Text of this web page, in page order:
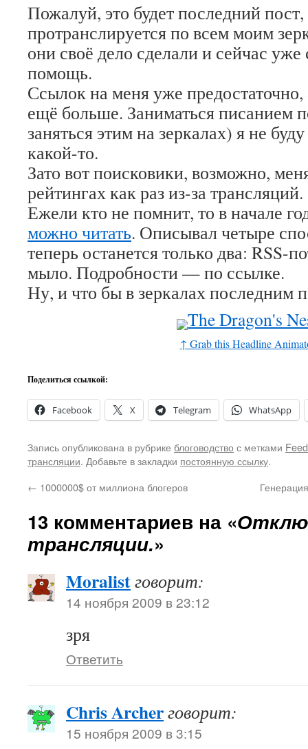
Пожалуй, это будет последний
протранслируется по всем моим
они своё дело сделали и сейчас уже
помощь.
Ссылок на меня уже предостаточно,
ещё больше. Заниматься писанием
заняться этим на зеркалах) я не
какой-то.
Зато вот поисковики, возможно,
рейтингах как раз из-за трансляций.
Ежели кто не помнит, то в начале
можно читать. Описывал четыре
теперь останется только два: RSS-
мыло. Подробности — по ссылке.
Ну, и что бы в зеркалах последним
↑ Grab this Headline
Поделиться ссылкой:
Facebook X Telegram WhatsApp
Запись опубликована в рубрике блоговодство с метками
трансляции. Добавьте в закладки постоянную ссылку.
← 1000000$ от миллиона блогеров
13 комментариев на «
трансляции.»
Moralistговорит:
14 ноября 2009 в 23:12
зря
Ответить
Chris Archerговорит:
15 ноября 2009 в 3:15